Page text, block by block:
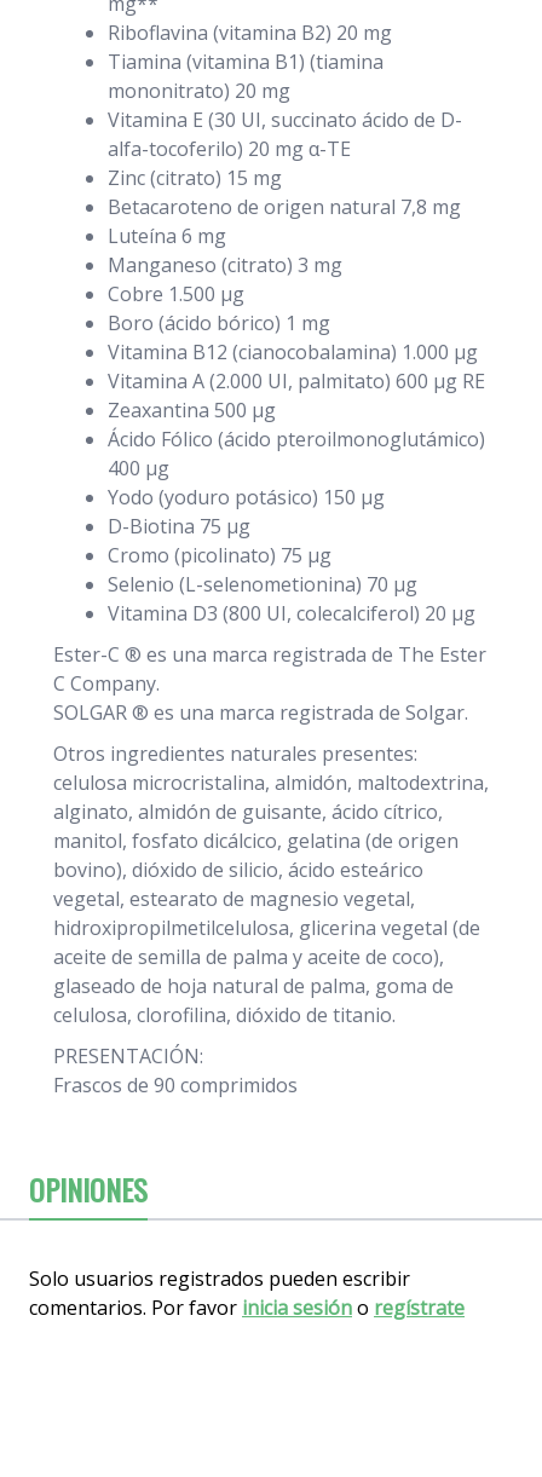
Riboflavina (vitamina B2) 20 mg
Tiamina (vitamina B1) (tiamina
mononitrato) 20 mg
Vitamina E (30 UI, succinato ácido de D-
alfa-tocoferilo) 20 mg α-TE
Zinc (citrato) 15 mg
Betacaroteno de origen natural 7,8 mg
Luteína 6 mg
Manganeso (citrato) 3 mg
Cobre 1.500 µg
Boro (ácido bórico) 1 mg
Vitamina B12 (cianocobalamina) 1.000 µg
Vitamina A (2.000 UI, palmitato) 600 µg RE
Zeaxantina 500 µg
Ácido Fólico (ácido pteroilmonoglutámico)
400 µg
Yodo (yoduro potásico) 150 µg
D-Biotina 75 µg
Cromo (picolinato) 75 µg
Selenio (L-selenometionina) 70 µg
Vitamina D3 (800 UI, colecalciferol) 20 µg
Ester-C ® es una marca registrada de The Ester
C Company.
SOLGAR ® es una marca registrada de Solgar.
Otros ingredientes naturales presentes:
celulosa microcristalina, almidón, maltodextrina,
alginato, almidón de guisante, ácido cítrico,
manitol, fosfato dicálcico, gelatina (de origen
bovino), dióxido de silicio, ácido esteárico
vegetal, estearato de magnesio vegetal,
hidroxipropilmetilcelulosa, glicerina vegetal (de
aceite de semilla de palma y aceite de coco),
glaseado de hoja natural de palma, goma de
celulosa, clorofilina, dióxido de titanio.
PRESENTACIÓN:
Frascos de 90 comprimidos
OPINIONES
Solo usuarios registrados pueden escribir
comentarios. Por favor inicia sesióno regístrate